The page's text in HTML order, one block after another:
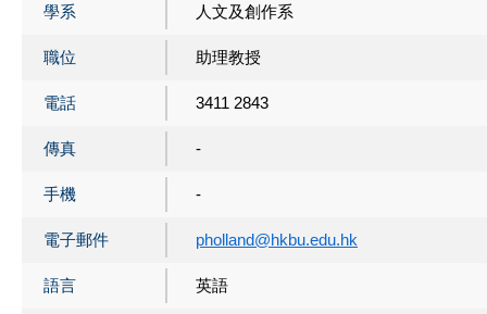
學系 人文及創作系
職位 助理教授
電話 3411 2843
傳真 -
手機 -
電子郵件 pholland@hkbu.edu.hk
語言 英語